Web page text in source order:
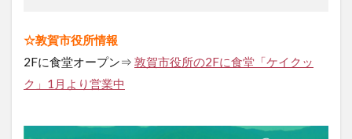
☆敦賀市役所情報
2Fに食堂オープン⇒ 敦賀市役所の2Fに食堂「ケイクッ
ク」1月より営業中